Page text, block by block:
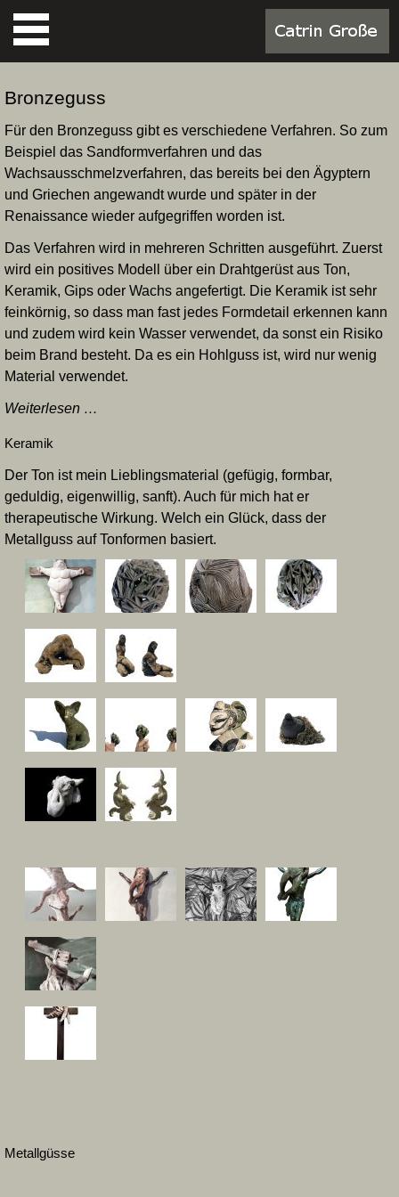
Bronzeguss
Für den Bronzeguss gibt es verschiedene Verfahren. So zum
Beispiel das Sandformverfahren und das
Wachsausschmelzverfahren, das bereits bei den Ägyptern
und Griechen angewandt wurde und später in der
Renaissance wieder aufgegriffen worden ist.
Das Verfahren wird in mehreren Schritten ausgeführt. Zuerst
wird ein positives Modell über ein Drahtgerüst aus Ton,
Keramik, Gips oder Wachs angefertigt. Die Keramik ist sehr
feinkörnig, so dass man fast jedes Formdetail erkennen kann
und zudem wird kein Wasser verwendet, da sonst ein Risiko
beim Brand besteht. Da es ein Hohlguss ist, wird nur wenig
Material verwendet.
Weiterlesen …
Keramik
Der Ton ist mein Lieblingsmaterial (gefügig, formbar,
geduldig, eigenwillig, sanft). Auch für mich hat er
therapeutische Wirkung. Welch ein Glück, dass der
Metallguss auf Tonformen basiert.
Metallgüsse